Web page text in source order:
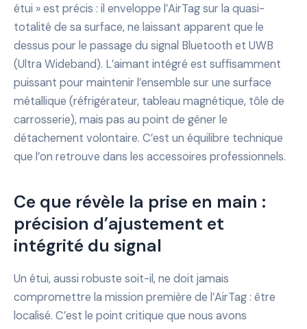
étui » est précis : il enveloppe l’AirTag sur la quasi-
totalité de sa surface, ne laissant apparent que le
dessus pour le passage du signal Bluetooth et UWB
(Ultra Wideband). L’aimant intégré est suffisamment
puissant pour maintenir l’ensemble sur une surface
métallique (réfrigérateur, tableau magnétique, tôle de
carrosserie), mais pas au point de gêner le
détachement volontaire. C’est un équilibre technique
que l’on retrouve dans les accessoires professionnels.
Ce que révèle la prise en main :
précision d’ajustement et
intégrité du signal
Un étui, aussi robuste soit-il, ne doit jamais
compromettre la mission première de l’AirTag : être
localisé. C’est le point critique que nous avons